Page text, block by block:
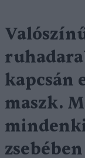
kapcsán
maszk.